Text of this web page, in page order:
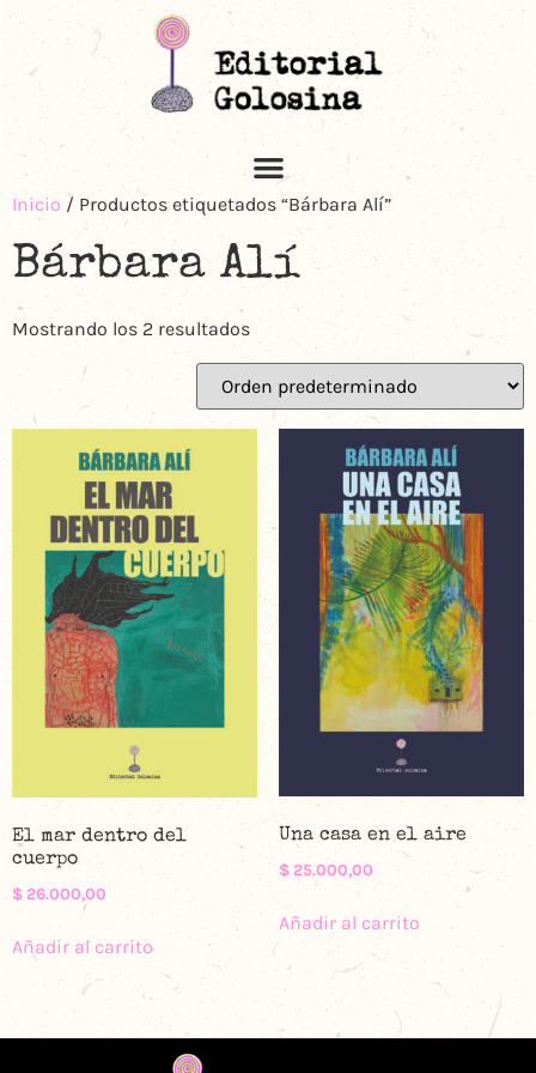
Inicio / Productos etiquetados “Bárbara Alí”
Bárbara Alí
Mostrando los 2 resultados
El mar dentro del
cuerpo
$ 26.000,00
Añadir al carrito
Una casa en el aire
$25.000,00
Añadir al carrito